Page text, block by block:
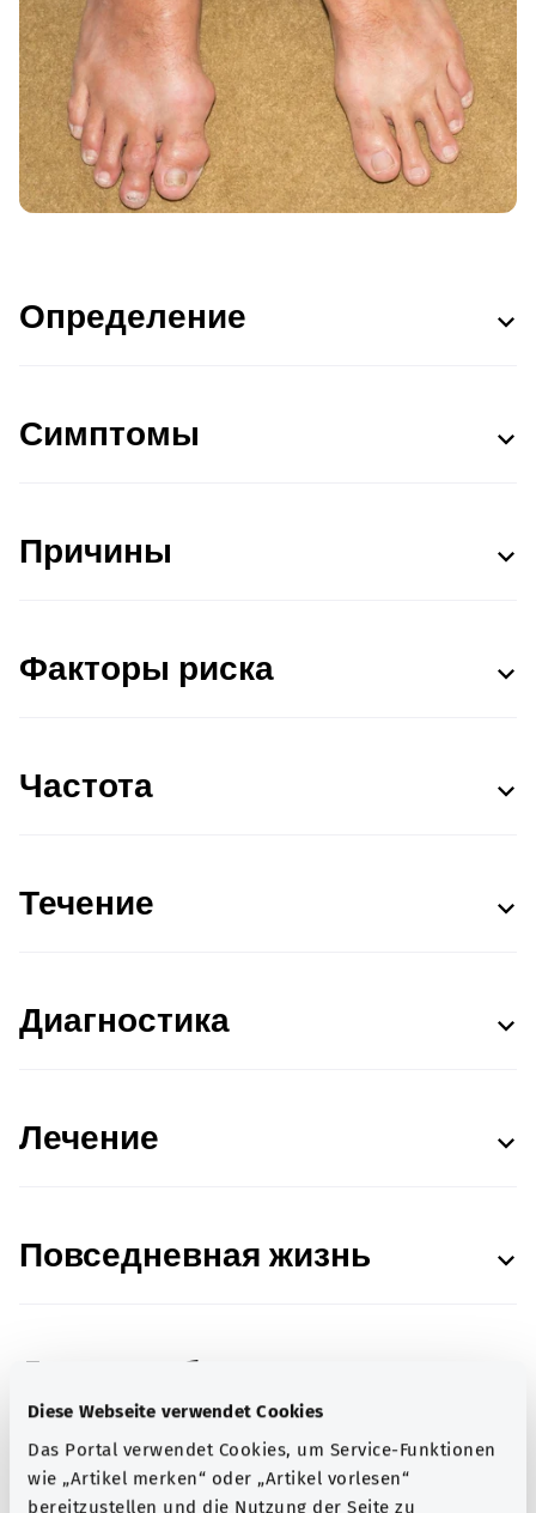
Diese Webseite verwendet Cookies
Das Portal verwendet Cookies, um Service-Funktionen
wie „Artikel merken“ oder „Artikel vorlesen“
bereitzustellen und die Nutzung der Seite zu
Определение
Симптомы
Причины
Факторы риска
Частота
Течение
Диагностика
Лечение
Повседневная жизнь
Данные об источниках